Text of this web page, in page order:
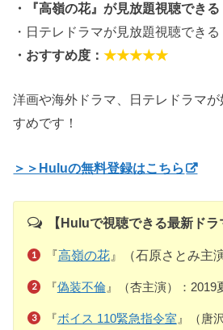
・『高嶺の花』が見放題視聴できる
・日テレドラマが見放題視聴できる
・おすすめ度：★★★★★
洋画や海外ドラマ、日テレドラマ
すめです！
＞＞Huluの無料登録はこちら
【Huluで視聴できる最新ドラ
『高嶺の花』（石原さとみ主
『偽装不倫』（杏主演）：2019
『ボイス 110緊急指令室 』（唐